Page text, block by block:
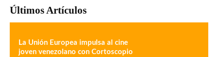
Últimos Artículos
La Unión Europea impulsa al cine
joven venezolano con Cortoscopio